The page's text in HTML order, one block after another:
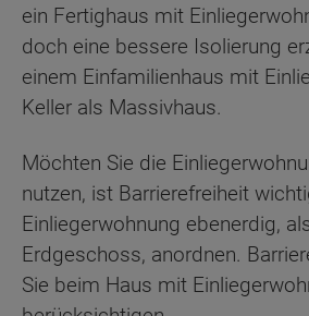
ein Fertighaus mit
doch eine bessere Isolierung
einem Einfamilienhaus mit
Keller als Massivhaus.
Möchten Sie die
nutzen, ist Barrierefreiheit
Einliegerwohnung ebenerdig,
Erdgeschoss, anordnen.
Sie beim Haus mit